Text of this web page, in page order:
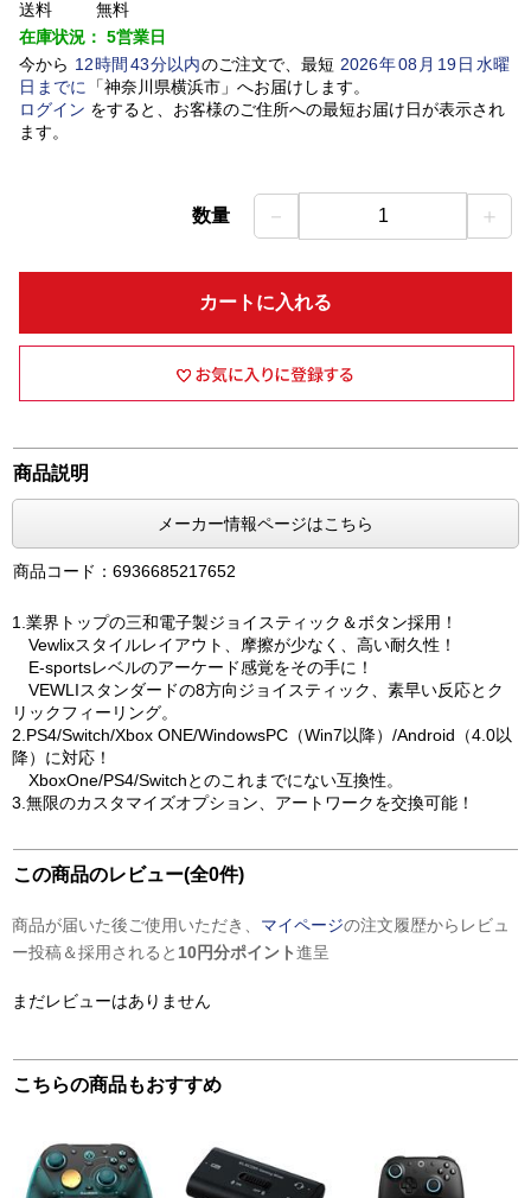
送料
無料
在庫状況： 5営業日
今から 12時間 43分以内のご注文で、最短 2026年08 月 19日水曜
日 までに 「神奈川県横浜市」 へお届けします。
ログイン をすると、お客様のご住所への最短お届け日が表示され
ます。
数量 － 1 ＋
カートに入れる
商品説明
メーカー情報ページはこちら
商品コード：6936685217652
1.業界トップの三和電子製ジョイスティック＆ボタン採用！
Vewlixスタイルレイアウト、摩擦が少なく、高い耐久性！
E-sportsレベルのアーケード感覚をその手に！
VEWLIスタンダードの8方向ジョイスティック、素早い反応とク
リックフィーリング。
2.PS4/Switch/Xbox ONE/WindowsPC（Win7以降）/Android（4.0以
降）に対応！
XboxOne/PS4/Switchとのこれまでにない互換性。
3.無限のカスタマイズオプション、アートワークを交換可能！
この商品のレビュー(全0件)
商品が届いた後ご使用いただき、 マイページの注文履歴からレビュ
ー投稿＆採用されると 10円分ポイント進呈
まだレビューはありません
こちらの商品もおすすめ